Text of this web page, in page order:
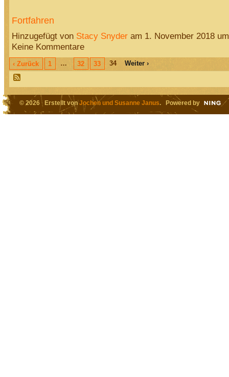
Fortfahren
Hinzugefügt von Stacy Snyderam 1. November 2018
Keine Kommentare
‹ Zurück 1 … 32 33 34 Weiter ›
© 2026 Erstellt vonJochen und Susanne Janus. Powered by